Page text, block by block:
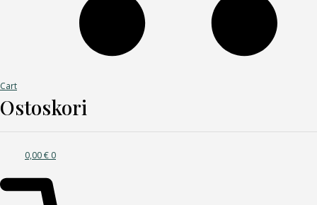
Cart
Ostoskori
0,00€ 0